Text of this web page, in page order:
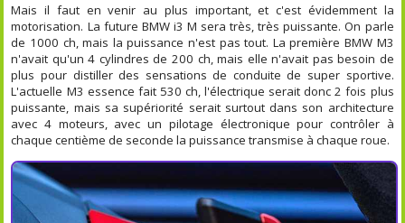
Mais il faut en venir au plus important, et c'est évidemment la
motorisation. La future BMW i3 M sera très, très puissante. On parle
de 1000 ch, mais la puissance n'est pas tout. La première BMW M3
n'avait qu'un 4 cylindres de 200 ch, mais elle n'avait pas besoin de
plus pour distiller des sensations de conduite de super sportive.
L'actuelle M3 essence fait 530 ch, l'électrique serait donc 2 fois plus
puissante, mais sa supériorité serait surtout dans son architecture
avec 4 moteurs, avec un pilotage électronique pour contrôler à
chaque centième de seconde la puissance transmise à chaque roue.